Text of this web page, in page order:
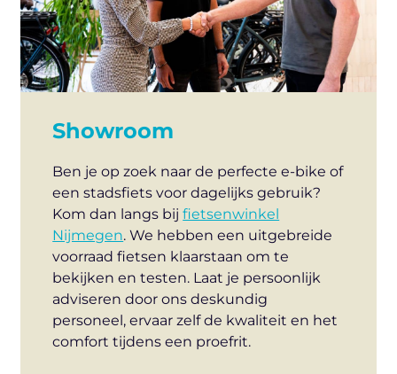
Showroom
Ben je op zoek naar de perfecte e-bike of
een stadsfiets voor dagelijks gebruik?
Kom dan langs bijfietsenwinkel
Nijmegen. We hebben een uitgebreide
voorraad fietsen klaarstaan om te
bekijken en testen. Laat je persoonlijk
adviseren door ons deskundig
personeel, ervaar zelf de kwaliteit en het
comfort tijdens een proefrit.